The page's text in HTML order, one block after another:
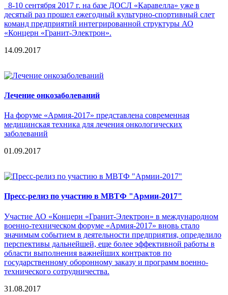
8-10 сентября 2017 г. на базе ДОСЛ «Каравелла» уже в
десятый раз прошел ежегодный культурно-спортивный слет
команд предприятий интегрированной структуры АО
«Концерн «Гранит-Электрон».
14.09.2017
Лечение онкозаболеваний
На форуме «Армия-2017» представлена современная
медицинская техника для лечения онкологических
заболеваний
01.09.2017
Пресс-релиз по участию в МВТФ "Армии-2017"
Участие АО «Концерн «Гранит-Электрон» в международном
военно-техническом форуме «Армия-2017» вновь стало
значимым событием в деятельности предприятия, определило
перспективы дальнейшей, еще более эффективной работы в
области выполнения важнейших контрактов по
государственному оборонному заказу и программ военно-
технического сотрудничества.
31.08.2017